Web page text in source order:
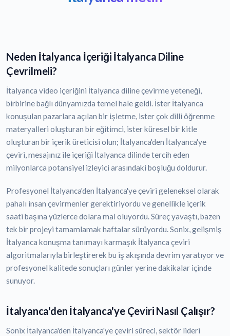
Neden İtalyanca İçeriği İtalyanca Diline
Çevrilmeli?
İtalyanca video içeriğini İtalyanca diline çevirme yeteneği,
birbirine bağlı dünyamızda temel hale geldi. İster İtalyanca
konuşulan pazarlara açılan bir işletme, ister çok dilli öğrenme
materyalleri oluşturan bir eğitimci, ister küresel bir kitle
oluşturan bir içerik üreticisi olun; İtalyanca'den İtalyanca'ye
çeviri, mesajınız ile içeriği İtalyanca dilinde tercih eden
milyonlarca potansiyel izleyici arasındaki boşluğu doldurur.
Profesyonel İtalyanca'den İtalyanca'ye çeviri geleneksel olarak
pahalı insan çevirmenler gerektiriyordu ve genellikle içerik
saati başına yüzlerce dolara mal oluyordu. Süreç yavaştı, bazen
tek bir projeyi tamamlamak haftalar sürüyordu. Sonix, gelişmiş
İtalyanca konuşma tanımayı karmaşık İtalyanca çeviri
algoritmalarıyla birleştirerek bu iş akışında devrim yaratıyor ve
profesyonel kalitede sonuçları günler yerine dakikalar içinde
sunuyor.
İtalyanca'den İtalyanca'ye Çeviri Nasıl Çalışır?
Sonix İtalyanca'den İtalyanca'ye çeviri süreci, sektör lideri